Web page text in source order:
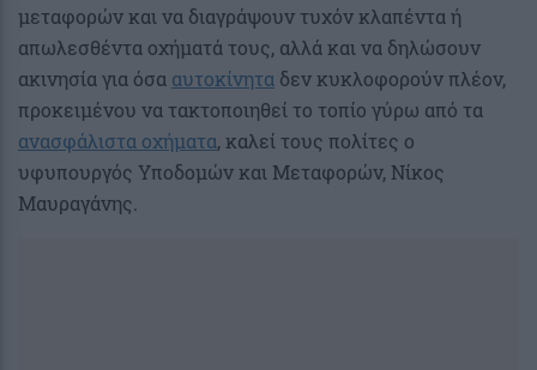
μεταφορών και να διαγράψουν τυχόν κλαπέντα ή
απωλεσθέντα οχήματά τους, αλλά και να δηλώσουν
ακινησία για όσα αυτοκίνητα δεν κυκλοφορούν πλέον,
προκειμένου να τακτοποιηθεί το τοπίο γύρω από τα
ανασφάλιστα οχήματα, καλεί τους πολίτες ο
υφυπουργός Υποδομών και Μεταφορών, Νίκος
Μαυραγάνης.